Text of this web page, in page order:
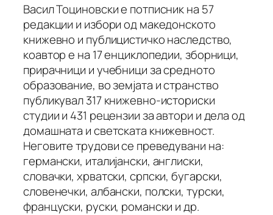
Васил Тоциновски е потписник на 57
редакции и избори од македонското
книжевно и публицистичко наследство,
коавтор е на 17 енциклопедии, зборници,
прирачници и учебници за средното
образование, во земјата и странство
публикувал 317 книжевно-историски
студии и 431 рецензии за автори и дела од
домашната и светската книжевност.
Неговите трудови се преведувани на:
германски, италијански, англиски,
словачки, хрватски, српски, бугарски,
словенечки, албански, полски, турски,
француски, руски, романски и др.